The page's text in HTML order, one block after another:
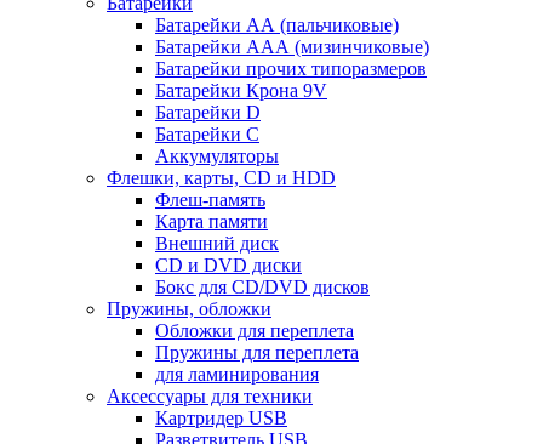
Батарейки АА (пальчиковые)
Батарейки ААА (мизинчиковые)
Батарейки прочих типоразмеров
Батарейки Крона 9V
Батарейки D
Батарейки С
Аккумуляторы
Флешки, карты, CD и HDD
Флеш-память
Карта памяти
Внешний диск
CD и DVD диски
Бокс для CD/DVD дисков
Пружины, обложки
Обложки для переплета
Пружины для переплета
для ламинирования
Аксессуары для техники
Картридер USB
Разветвитель USB